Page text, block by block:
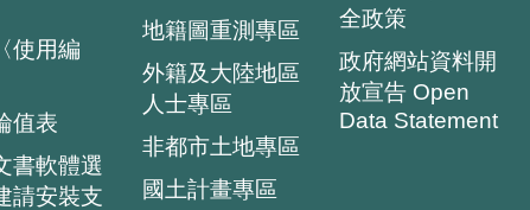
使用編
值表
書軟體選
請安裝支
地籍圖重測專區
外籍及大陸地區
人士專區
非都市土地專區
國土計畫專區
全政策
政府網站資料開
放宣告 Open
Data Statement